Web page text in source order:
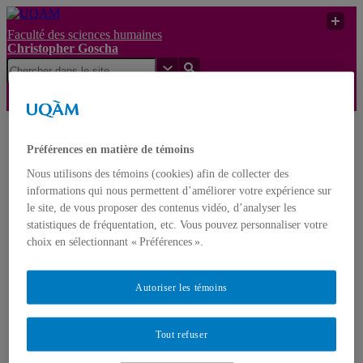
Faculté des sciences humaines
Christopher Goscha
UQAM
Christopher
Research Projects
Christopher Goscha
Nouveaux projets de recherche – New Research Projects
Articles (En ligne – Online)
Comptes rendus – Reviews
Tables Rondes – Roundtables / Entrées de dictionnaire et
d’encyclopédie – Dictionary and encyclopedia entries
Conférences vidéos et médias – Video Conferences and
Préférences en matière de témoins
Nous utilisons des témoins (cookies) afin de collecter des
informations qui nous permettent d’améliorer votre expérience sur
le site, de vous proposer des contenus vidéo, d’analyser les
statistiques de fréquentation, etc. Vous pouvez personnaliser votre
choix en sélectionnant « Préférences ».
Tout refuser
Autoriser les témoins